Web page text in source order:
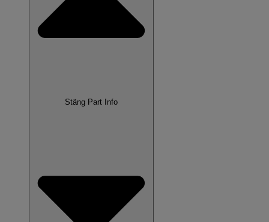
Stäng Part Info